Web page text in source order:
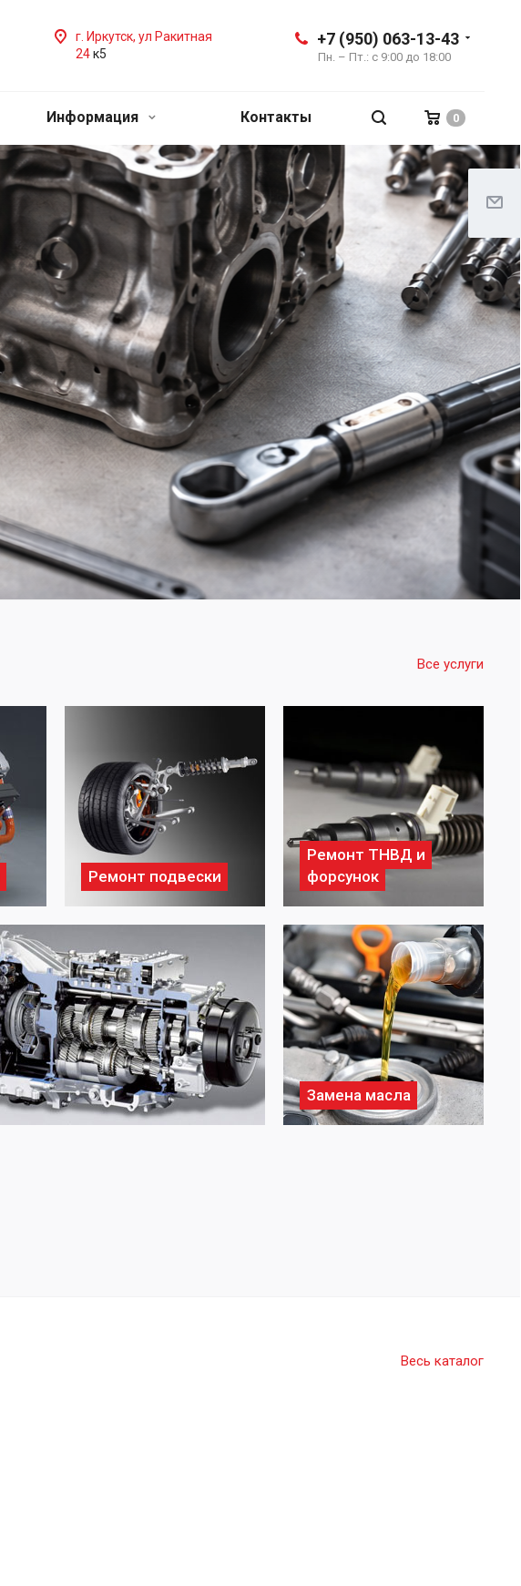
+7 (950) 063-13-43
Пн. – Пт.: с 9:00 до 18:00
г. Иркутск, ул Ракитная
24к5
0
Информация Контакты
Все услуги
Ремонт подвески
Ремонт ТНВД и
форсунок
Замена масла
Весь каталог